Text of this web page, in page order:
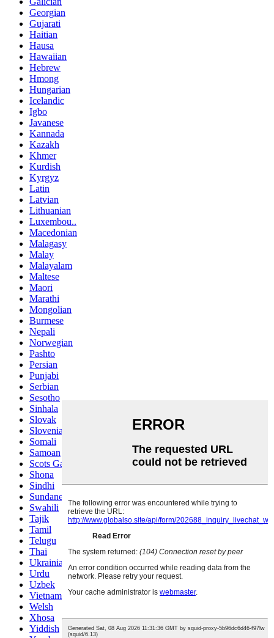
Georgian
Gujarati
Haitian
Hausa
Hawaiian
Hebrew
Hmong
Hungarian
Icelandic
Igbo
Javanese
Kannada
Kazakh
Khmer
Kurdish
Kyrgyz
Latin
Latvian
Lithuanian
Luxembou..
Macedonian
Malagasy
Malay
Malayalam
Maltese
Maori
Marathi
Mongolian
Burmese
Nepali
Norwegian
Pashto
Persian
Punjabi
Serbian
Sesotho
Sinhala
Slovak
Slovenian
Somali
Samoan
Scots Gaelic
Shona
Sindhi
Sundanese
Swahili
Tajik
Tamil
Telugu
Thai
Ukrainian
Urdu
Uzbek
Vietnamese
Welsh
Xhosa
Yiddish